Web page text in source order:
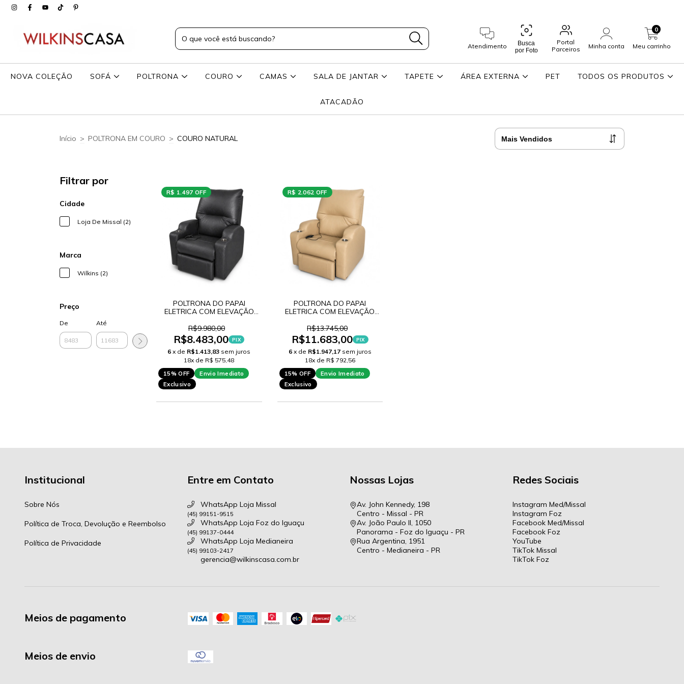
Atendimento
Busca
por Foto
Portal
Parceiros
Minha conta Meu carrinho
0
NOVA COLEÇÃO SOFÁ POLTRONA COURO CAMAS SALA DE JANTAR TAPETE ÁREA EXTERNA PET TODOS OS PRODUTOS
ATACADÃO
Início > POLTRONA EM COURO > COURO NATURAL
Filtrar por
Cidade
Loja De Missal (2)
Marca
Wilkins (2)
Preço
De Até
R$ 1.497 OFF
POLTRONA DO PAPAI
ELETRICA COM ELEVAÇÃO
R$9.980,00
R$8.483,00 PIX
6 x de R$1.413,83 sem juros
18x de R$ 575,48
15% OFF
Envio Imediato
Exclusivo
R$ 2.062 OFF
POLTRONA DO PAPAI
ELETRICA COM ELEVAÇÃO
R$13.745,00
R$11.683,00 PIX
6 x de R$1.947,17 sem juros
18x de R$ 792,56
15% OFF
Envio Imediato
Exclusivo
Institucional
Sobre Nós
Política de Troca, Devolução e Reembolso
Política de Privacidade
Entre em Contato
WhatsApp Loja Missal
(45) 99151-9515
WhatsApp Loja Foz do Iguaçu
(45) 99137-0444
WhatsApp Loja Medianeira
(45) 99103-2417
gerencia@wilkinscasa.com.br
Nossas Lojas
Av. John Kennedy, 198
Centro - Missal - PR
Av. João Paulo II, 1050
Panorama - Foz do Iguaçu - PR
Rua Argentina, 1951
Centro - Medianeira - PR
Redes Sociais
Instagram Med/Missal
Instagram Foz
Facebook Med/Missal
Facebook Foz
YouTube
TikTok Missal
TikTok Foz
Meios de pagamento
Meios de envio